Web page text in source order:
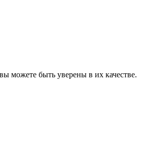
можете быть уверены в их качестве.